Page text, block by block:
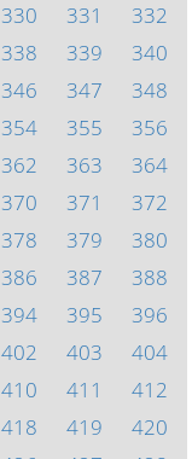
330 331
332
338 339
340
346 347
348
354 355
356
362 363
364
370 371
372
378 379
380
386 387
388
394 395
396
402 403
404
410 411
412
418 419
420